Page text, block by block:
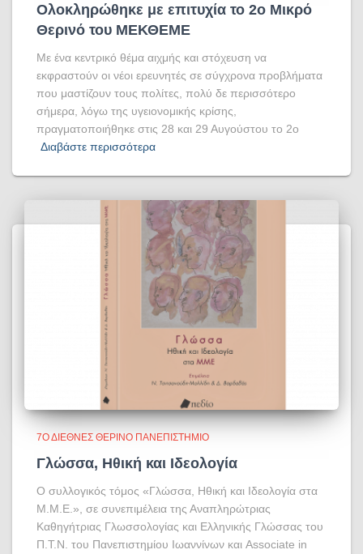
Ολοκληρώθηκε με επιτυχία το 2ο Μικρό
Θερινό του ΜΕΚΘΕΜΕ
Με ένα κεντρικό θέμα αιχμής και στόχευση να
εκφραστούν οι νέοι ερευνητές σε σύγχρονα προβλήματα
που μαστίζουν τους πολίτες, πολύ δε περισσότερο
σήμερα, λόγω της υγειονομικής κρίσης,
πραγματοποιήθηκε στις 28 και 29 Αυγούστου το 2ο
Διαβάστε περισσότερα
7Ο ΔΙΕΘΝΈΣ ΘΕΡΙΝΌ ΠΑΝΕΠΙΣΤΉΜΙΟ
Γλώσσα, Ηθική και Ιδεολογία
Ο συλλογικός τόμος «Γλώσσα, Ηθική και Ιδεολογία στα
Μ.Μ.Ε.», σε συνεπιμέλεια της Αναπληρώτριας
Καθηγήτριας Γλωσσολογίας και Ελληνικής Γλώσσας του
Π.Τ.Ν. του Πανεπιστημίου Ιωαννίνων και Associate in